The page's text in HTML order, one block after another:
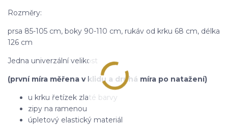
Rozměry:
prsa 85-105 cm, boky 90-110 cm, rukáv od krku 68 cm, délka
126 cm
Jedna univerzální velikost
(první míra měřena v klidu a druhá míra po natažení)
u krku řetízek zlaté barvy
zipy na ramenou
úpletový elastický materiál